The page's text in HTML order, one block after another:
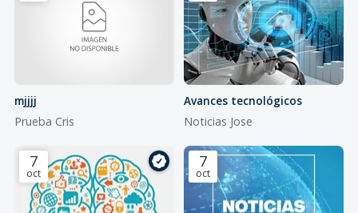
mjjjj
Prueba Cris
Avances tecnológicos
Noticias Jose
7
oct
7
oct